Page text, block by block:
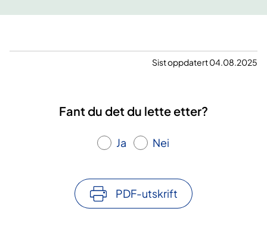
s
Sist oppdatert 04.08.2025
Fant du det du lette etter?
Ja Nei
PDF-utskrift